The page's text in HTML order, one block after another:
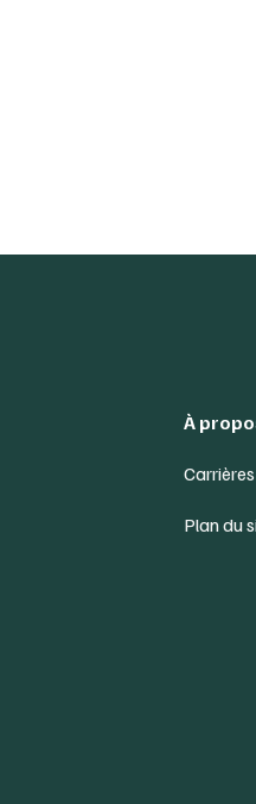
À
Carrières
Plan du